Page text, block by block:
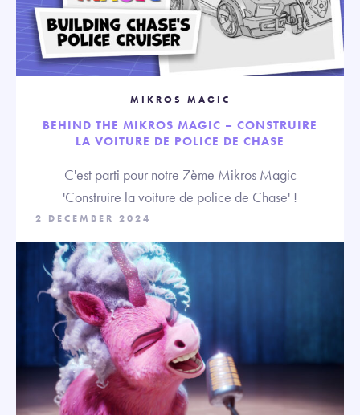
MIKROS MAGIC
BEHIND THE MIKROS MAGIC – CONSTRUIRE
LA VOITURE DE POLICE DE CHASE
C'est parti pour notre 7ème Mikros Magic
'Construire la voiture de police de Chase' !
2 DECEMBER 2024